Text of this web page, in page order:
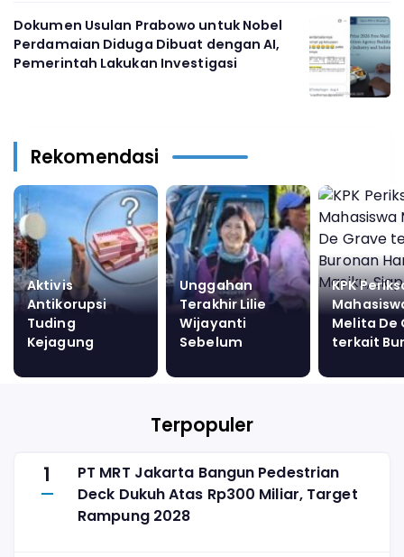
Dokumen Usulan Prabowo untuk Nobel
Perdamaian Diduga Dibuat dengan AI,
Pemerintah Lakukan Investigasi
Rekomendasi
Aktivis
Antikorupsi
Tuding
Kejagung
Ariotedjo Dalam
Unggahan
Terakhir Lilie
Wijayanti
Sebelum
Dunia di Puncak
Papua
KPK
Melita De
terkait
Siapa Dia?
Terpopuler
1
PT MRT Jakarta Bangun Pedestrian
Deck Dukuh Atas Rp300 Miliar, Target
Rampung 2028